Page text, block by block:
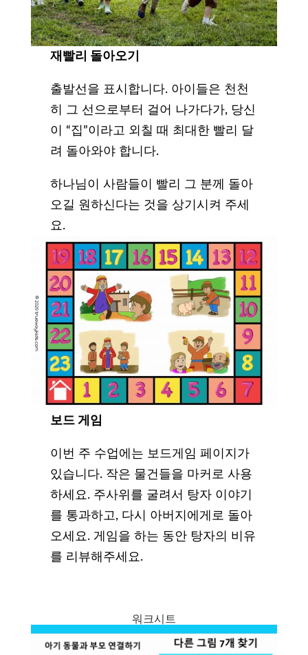
재빨리 돌아오기
출발선을 표시합니다. 아이들은 천천
히 그 선으로부터 걸어 나가다가, 당신
이 “집”이라고 외칠 때 최대한 빨리 달
려 돌아와야 합니다.
하나님이 사람들이 빨리 그 분께 돌아
오길 원하신다는 것을 상기시켜 주세
요.
보드 게임
이번 주 수업에는 보드게임 페이지가
있습니다. 작은 물건들을 마커로 사용
하세요. 주사위를 굴려서 탕자 이야기
를 통과하고, 다시 아버지에게로 돌아
오세요. 게임을 하는 동안 탕자의 비유
를 리뷰해주세요.
워크시트